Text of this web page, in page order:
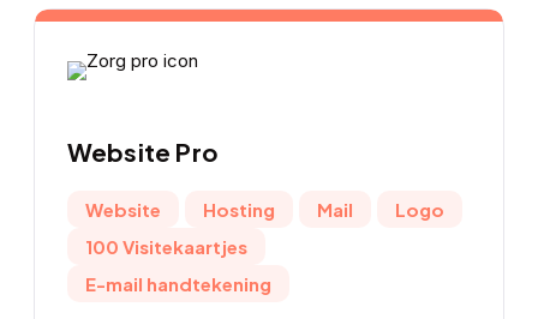
Website Pro
Website Hosting Mail
Logo
100 Visitekaartjes
E-mail handtekening